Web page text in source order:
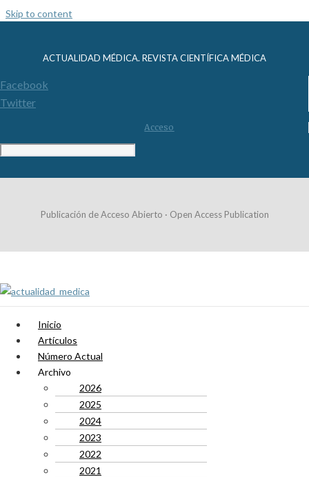
Skip to content
ACTUALIDAD MÉDICA. REVISTA CIENTÍFICA MÉDICA
Facebook
Twitter
Acceso
Publicación de Acceso Abierto · Open Access Publication
Inicio
Artículos
Número Actual
Archivo
2026
2025
2024
2023
2022
2021